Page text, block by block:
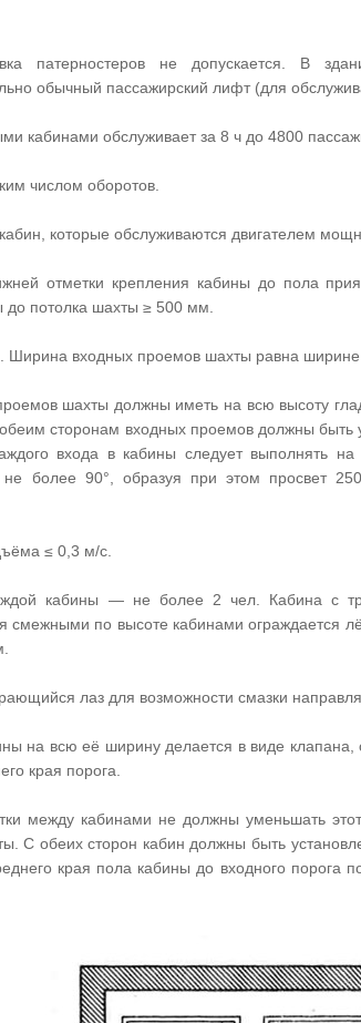
патерностеров не допускается. В
обычный пассажирский лифт (для
кабинами обслуживает за 8 ч до 4800
числом оборотов.
которые обслуживаются двигателем
отметки крепления кабины до пола
до потолка шахты ≥ 500 мм.
. Ширина входных проемов шахты равна
шахты должны иметь на всю высоту
сторонам входных проемов должны быть
входа в кабины следует выполнять
не более 90°, образуя при этом просвет
≤ 0,3 м/с.
кабины — не более 2 чел. Кабина с
смежными по высоте кабинами ограждается
лаз для возможности смазки
на всю её ширину делается в виде
края порога.
между кабинами не должны уменьшать этот
С обеих сторон кабин должны быть
края пола кабины до входного порога